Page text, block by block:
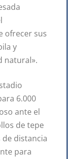
ofrecer sus
y
natural».
6.000
ante el
de tepe
distancia
para